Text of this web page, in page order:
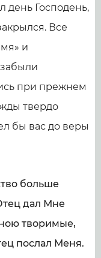
день Господень,
Все
и
при прежнем
твердо
бы вас до веры
больше
дал Мне
творимые,
послал Меня.